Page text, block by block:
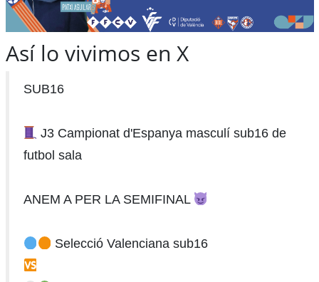
Así lo vivimos en X
SUB16
J3 Campionat d'Espanya masculí sub16 de
futbol sala
ANEM A PER LA SEMIFINAL
Selecció Valenciana sub16